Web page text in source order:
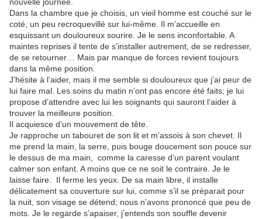
Dans la chambre que je choisis, un vieil homme est couché sur le
coté, un peu recroquevillé sur lui-même. Il m’accueille en
esquissant un douloureux sourire. Je le sens inconfortable. A
maintes reprises il tente de s’installer autrement, de se redresser,
de se retourner… Mais par manque de forces revient toujours
dans la même position.
J’hésite à l’aider, mais il me semble si douloureux que j’ai peur de
lui faire mal. Les soins du matin n’ont pas encore été faits; je lui
propose d’attendre avec lui les soignants qui sauront l’aider à
trouver la meilleure position.
Il acquiesce d’un mouvement de tête.
Je rapproche un tabouret de son lit et m’assois à son chevet. Il
me prend la main, la serre, puis bouge doucement son pouce sur
le dessus de ma main, comme la caresse d’un parent voulant
calmer son enfant. A moins que ce ne soit le contraire. Je le
laisse faire. Il ferme les yeux. De sa main libre, il installe
délicatement sa couverture sur lui, comme s’il se préparait pour
la nuit, son visage se détend; nous n’avons prononcé que peu de
mots. Je le regarde s’apaiser, j’entends son souffle devenir